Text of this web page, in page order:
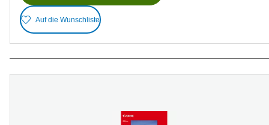
Auf die Wunschliste